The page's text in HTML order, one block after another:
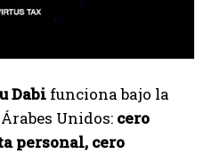
Dabi funciona bajo la
Unidos: cero
personal, cero